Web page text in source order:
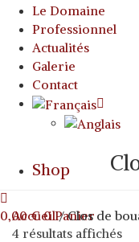
Le Domaine
Professionnel
Actualités
Galerie
Contact
Shop
0,00€ 0 Panier
Accueil/ Clos de
4 résultats affichés